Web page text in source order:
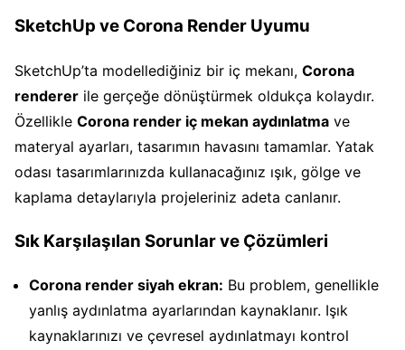
SketchUp ve Corona Render Uyumu
SketchUp’ta modellediğiniz bir iç mekanı, Corona
renderer ile gerçeğe dönüştürmek oldukça kolaydır.
Özellikle Corona render iç mekan aydınlatma ve
materyal ayarları, tasarımın havasını tamamlar. Yatak
odası tasarımlarınızda kullanacağınız ışık, gölge ve
kaplama detaylarıyla projeleriniz adeta canlanır.
Sık Karşılaşılan Sorunlar ve Çözümleri
Corona render siyah ekran: Bu problem, genellikle
yanlış aydınlatma ayarlarından kaynaklanır. Işık
kaynaklarınızı ve çevresel aydınlatmayı kontrol